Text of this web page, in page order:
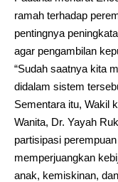
ramah terhadap
pentingnya
agar pengambilan
“Sudah saatnya kita
didalam sistem
Sementara itu, Wakil
Wanita, Dr. Yayah
partisipasi
memperjuangkan
anak, kemiskinan,